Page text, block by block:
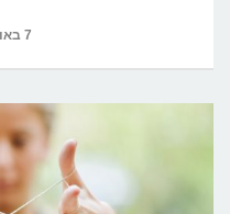
7 באוגוסט 2016